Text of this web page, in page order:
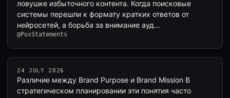
ловушке избыточного контента. Когда поисковые
системы перешли к формату кратких ответов от
нейросетей, а борьба за внимание ауд…
@PosStatements
24 JULY 2026
Различие между Brand Purpose и Brand Mission В
стратегическом планировании эти понятия часто